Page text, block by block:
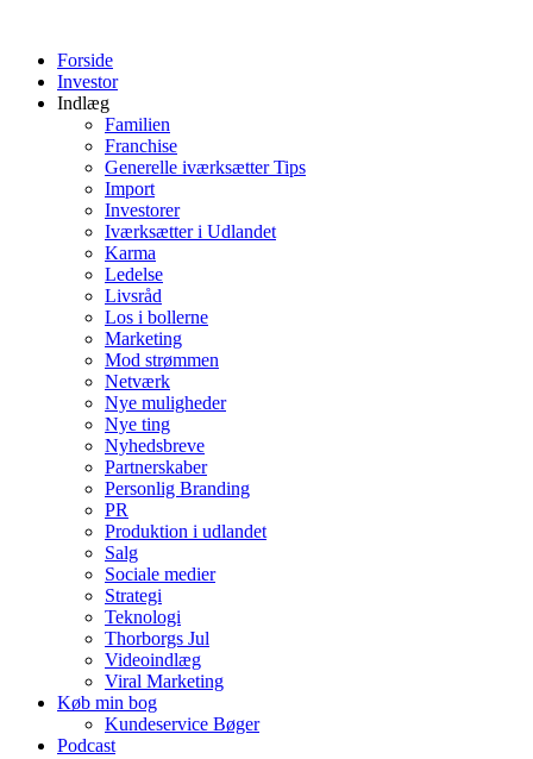
indholdForside
Investor
Indlæg
Familien
Franchise
Generelle iværksætter Tips
Import
Investorer
Iværksætter i Udlandet
Karma
Ledelse
Livsråd
Los i bollerne
Marketing
Mod strømmen
Netværk
Nye muligheder
Nye ting
Nyhedsbreve
Partnerskaber
Personlig Branding
PR
Produktion i udlandet
Salg
Sociale medier
Strategi
Teknologi
Thorborgs Jul
Videoindlæg
Viral Marketing
Køb min bog
Kundeservice Bøger
Podcast